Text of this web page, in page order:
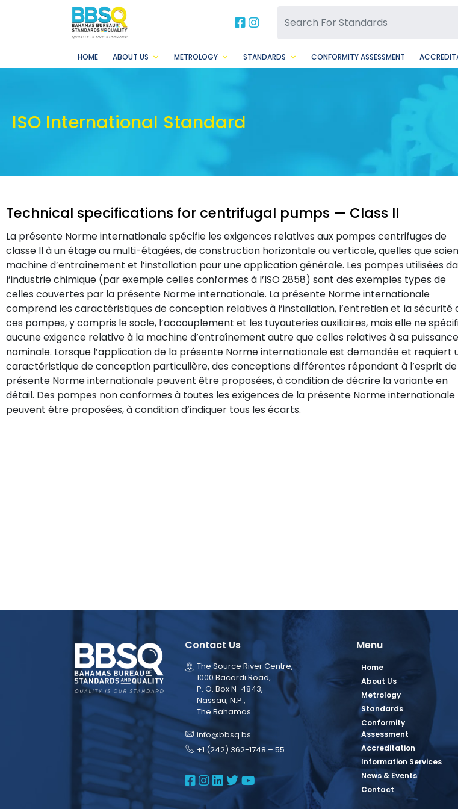
BBSQ Facebook Page
BBSQ Instagram Page
HOME ABOUT US METROLOGY STANDARDS CONFORMITY ASSESSMENT
ISO International Standard
Technical specifications for centrifugal pumps — Class II
La présente Norme internationale spécifie les exigences relatives aux pompes centrifuges de
classe II à un étage ou multi-étagées, de construction horizontale ou verticale, quelles que
machine d’entraînement et l’installation pour une application générale. Les pompes utilisées
l’industrie chimique (par exemple celles conformes à l’ISO 2858) sont des exemples types de
celles couvertes par la présente Norme internationale. La présente Norme internationale
comprend les caractéristiques de conception relatives à l’installation, l’entretien et la sécurité
ces pompes, y compris le socle, l’accouplement et les tuyauteries auxiliaires, mais elle ne
aucune exigence relative à la machine d’entraînement autre que celles relatives à sa puissance
nominale. Lorsque l’application de la présente Norme internationale est demandée et requiert
caractéristique de conception particulière, des conceptions différentes répondant à l’esprit
présente Norme internationale peuvent être proposées, à condition de décrire la variante en
détail. Des pompes non conformes à toutes les exigences de la présente Norme internationale
peuvent être proposées, à condition d’indiquer tous les écarts.
Contact Us
The Source River Centre,
1000 Bacardi Road,
P. O. Box N-4843,
Nassau, N.P.,
The Bahamas
info@bbsq.bs
+1 (242) 362-1748 – 55
BBSQ Facebook Page
BBSQ Instagram Page
BBSQ Linkedin Page
BBSQ Twitter Page
BBSQ Youtube Page
Menu
Home
About Us
Metrology
Standards
Conformity
Assessment
Accreditation
Information Services
News & Events
Contact